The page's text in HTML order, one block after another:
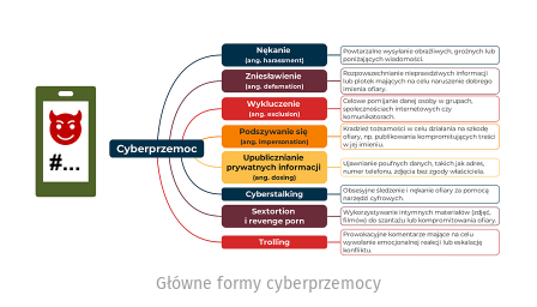
Główne formy cyberprzemocy